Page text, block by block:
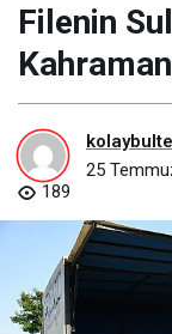
Filenin
25
189